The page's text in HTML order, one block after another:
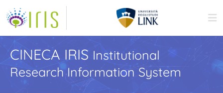
CINECA IRIS Institutional
Research Information System